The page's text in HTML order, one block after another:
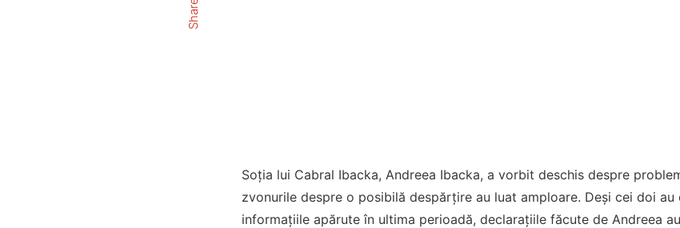
Share
Soția lui Cabral Ibacka, Andreea Ibacka, a vorbit deschis despre
zvonurile despre o posibilă despărțire au luat amploare. Deși cei doi
informațiile apărute în ultima perioadă, declarațiile făcute de Andreea